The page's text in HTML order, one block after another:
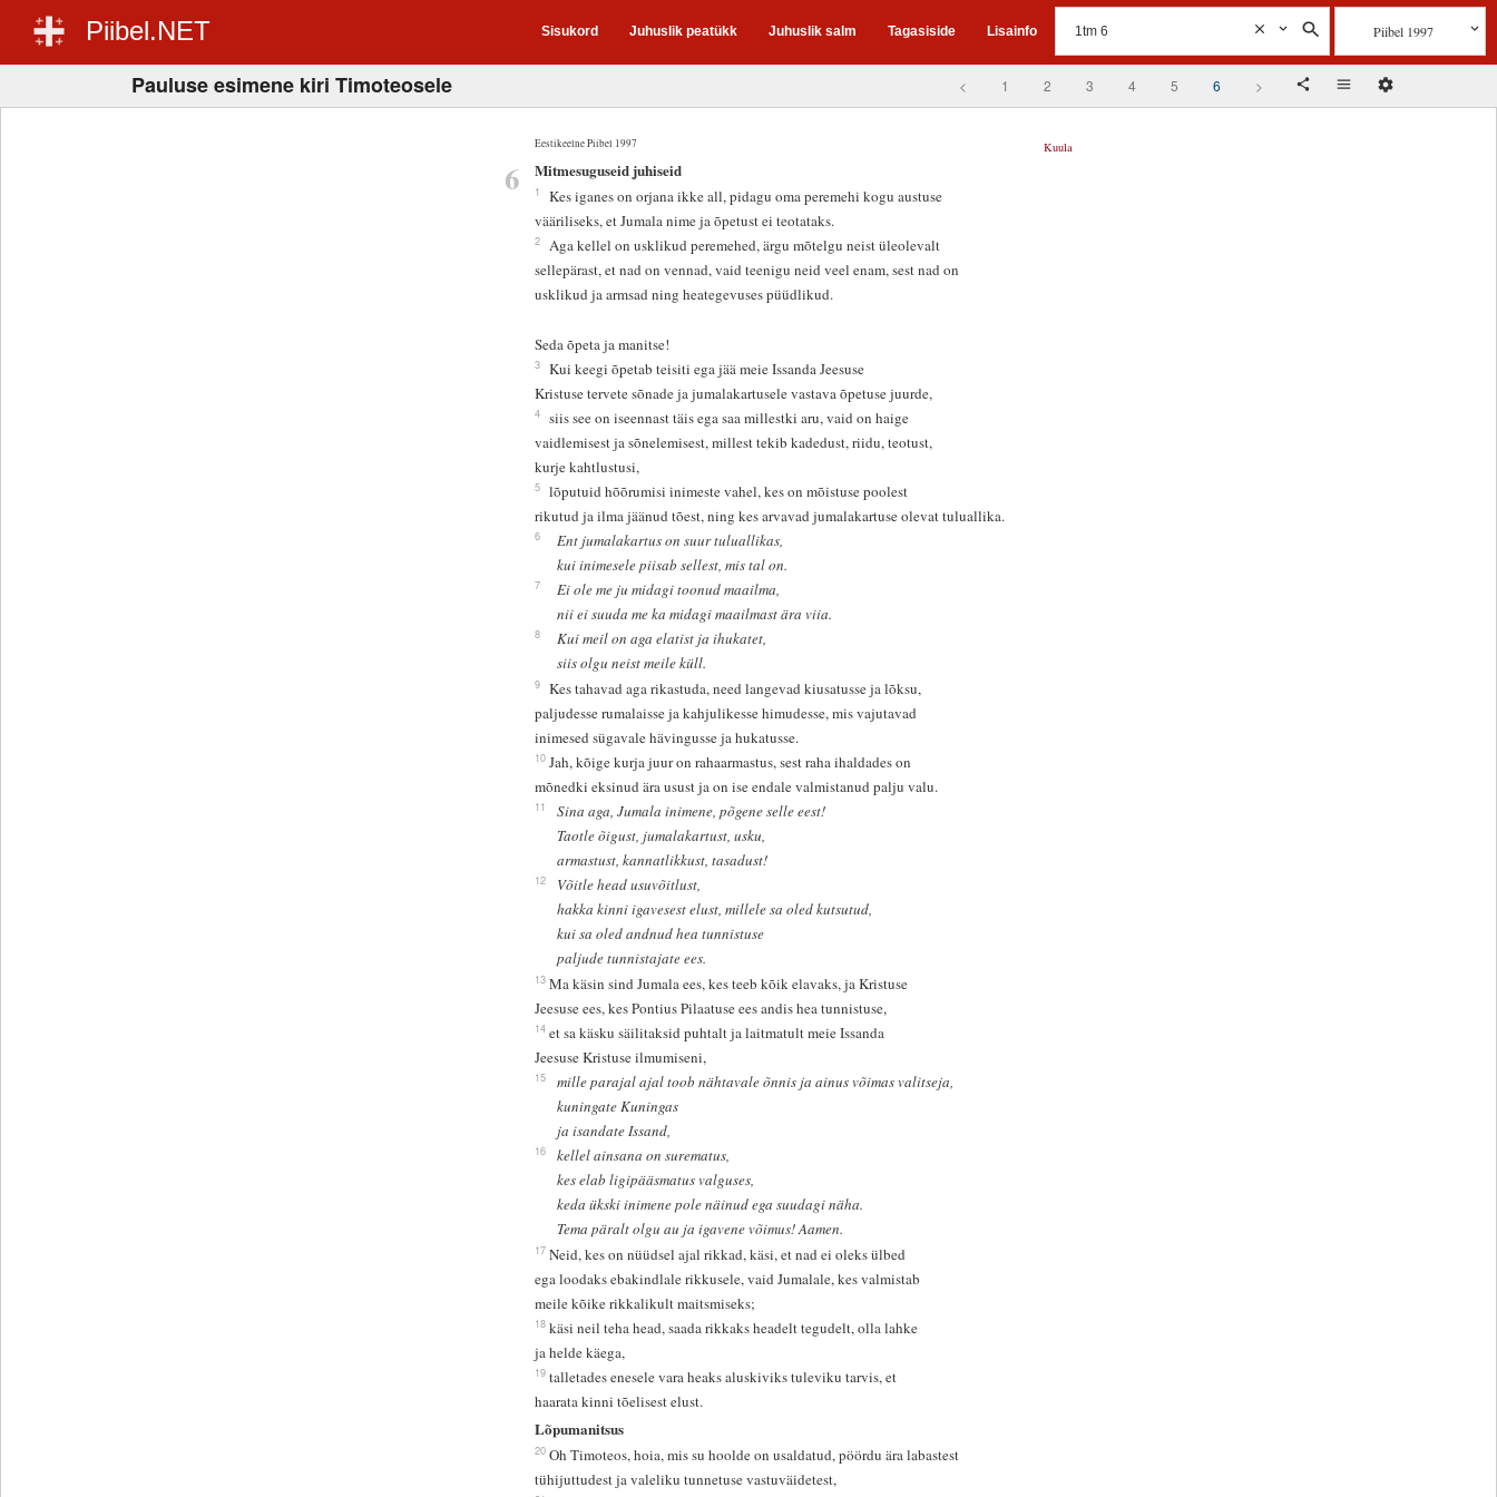
Piibel.NET Sisukord Juhuslik peatükk Juhuslik salm Tagasiside Lisainfo Piibel 1997
Pauluse esimene kiri Timoteosele < 1 2 3 4 5 6 >
Eestikeelne Piibel 1997
6
Kuula
Mitmesuguseid juhiseid
1
Kes iganes on orjana ikke all, pidagu oma peremehi kogu austuse
vääriliseks, et Jumala nime ja õpetust ei teotataks.
2 Aga kellel on usklikud peremehed, ärgu mõtelgu neist üleolevalt
sellepärast, et nad on vennad, vaid teenigu neid veel enam, sest nad on
usklikud ja armsad ning heategevuses püüdlikud.
Seda õpeta ja manitse!
3 Kui keegi õpetab teisiti ega jää meie Issanda Jeesuse
Kristuse tervete sõnade ja jumalakartusele vastava õpetuse juurde,
4 siis see on iseennast täis ega saa millestki aru, vaid on haige
vaidlemisest ja sõnelemisest, millest tekib kadedust, riidu, teotust,
kurje kahtlustusi,
5 lõputuid hõõrumisi inimeste vahel, kes on mõistuse poolest
rikutud ja ilma jäänud tõest, ning kes arvavad jumalakartuse olevat tuluallika.
6
Ent jumalakartus on suur tuluallikas,
kui inimesele piisab sellest, mis tal on.
7
Ei ole me ju midagi toonud maailma,
nii ei suuda me ka midagi maailmast ära viia.
8
Kui meil on aga elatist ja ihukatet,
siis olgu neist meile küll.
9 Kes tahavad aga rikastuda, need langevad kiusatusse ja lõksu,
paljudesse rumalaisse ja kahjulikesse himudesse, mis vajutavad
inimesed sügavale hävingusse ja hukatusse.
10 Jah, kõige kurja juur on rahaarmastus, sest raha ihaldades on
mõnedki eksinud ära usust ja on ise endale valmistanud palju valu.
11
Sina aga, Jumala inimene, põgene selle eest!
Taotle õigust, jumalakartust, usku,
armastust, kannatlikkust, tasadust!
12
Võitle head usuvõitlust,
hakka kinni igavesest elust, millele sa oled kutsutud,
kui sa oled andnud hea tunnistuse
paljude tunnistajate ees.
13 Ma käsin sind Jumala ees, kes teeb kõik elavaks, ja Kristuse
Jeesuse ees, kes Pontius Pilaatuse ees andis hea tunnistuse,
14 et sa käsku säilitaksid puhtalt ja laitmatult meie Issanda
Jeesuse Kristuse ilmumiseni,
15
mille parajal ajal toob nähtavale õnnis ja ainus võimas valitseja,
kuningate Kuningas
ja isandate Issand,
16
kellel ainsana on surematus,
kes elab ligipääsmatus valguses,
keda ükski inimene pole näinud ega suudagi näha.
Tema päralt olgu au ja igavene võimus! Aamen.
17 Neid, kes on nüüdsel ajal rikkad, käsi, et nad ei oleks ülbed
ega loodaks ebakindlale rikkusele, vaid Jumalale, kes valmistab
meile kõike rikkalikult maitsmiseks;
18 käsi neil teha head, saada rikkaks headelt tegudelt, olla lahke
ja helde käega,
19 talletades enesele vara heaks aluskiviks tuleviku tarvis, et
haarata kinni tõelisest elust.
Lõpumanitsus
20 Oh Timoteos, hoia, mis su hoolde on usaldatud, pöördu ära labastest
tühijuttudest ja valeliku tunnetuse vastuväidetest,